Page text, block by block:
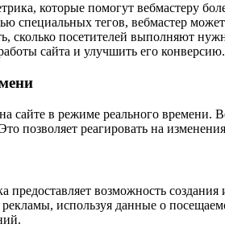
которые помогут вебмастеру
тегов, вебмастер
посетителей выполняют
сайта и улучшить его конверсию.
сайте в режиме реального времени.
позволяет реагировать на
возможность
используя данные о